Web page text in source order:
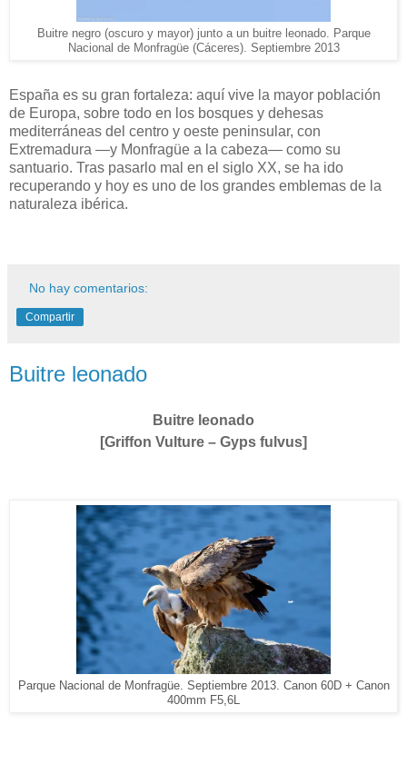
Buitre negro (oscuro y mayor) junto a un buitre leonado. Parque
Nacional de Monfragüe (Cáceres). Septiembre 2013
España es su gran fortaleza: aquí vive la mayor población
de Europa, sobre todo en los bosques y dehesas
mediterráneas del centro y oeste peninsular, con
Extremadura —y Monfragüe a la cabeza— como su
santuario. Tras pasarlo mal en el siglo XX, se ha ido
recuperando y hoy es uno de los grandes emblemas de la
naturaleza ibérica.
No hay comentarios:
Compartir
Buitre leonado
Buitre leonado
[Griffon Vulture – Gyps fulvus]
Parque Nacional de Monfragüe. Septiembre 2013. Canon 60D + Canon
400mm F5,6L